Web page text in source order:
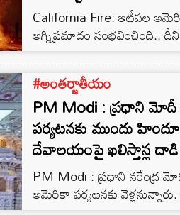
California Fire: ఇటీవల
అగ్నిప్రమాదం సంభవించింది..
#అంతర్జాతీయం
PM Modi : ప్రధాని
పర్యటనకు ముందు హిందూ
దేవాలయంపై ఖలిస్తాన్ల దాడి
PM Modi : ప్రధాని నరేంద్ర
అమెరికా పర్యటనకు